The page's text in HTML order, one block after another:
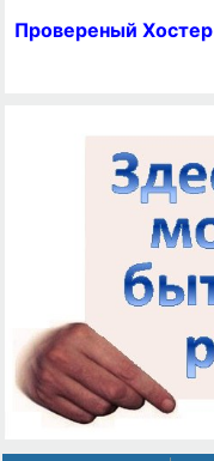
Провереный Хостер